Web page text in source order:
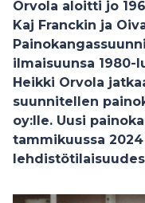
Orvola aloitti jo
Kaj Franckin ja
ilmaisuunsa 1980-
Heikki Orvola
suunnitellen
oy:lle. Uusi
tammikuussa